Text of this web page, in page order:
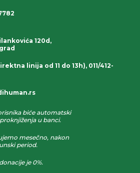
120d,
linija od 11 do 13h), 011/412-
biće automatski
u banci.
mesečno, nakon
period.
je 0%.